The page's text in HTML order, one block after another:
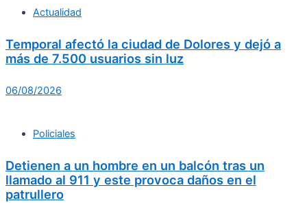
Actualidad
Temporal afectó la ciudad de Dolores y dejó a
más de 7.500 usuarios sin luz
06/08/2026
Policiales
Detienen a un hombre en un balcón tras un
llamado al 911 y este provoca daños en el
patrullero